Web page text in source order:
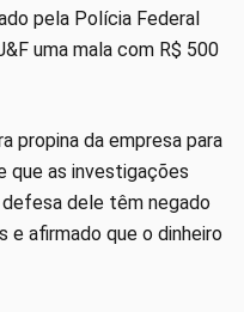
pela Polícia Federal
uma mala com R$ 500
propina da empresa para
que as investigações
dele têm negado
e afirmado que o dinheiro